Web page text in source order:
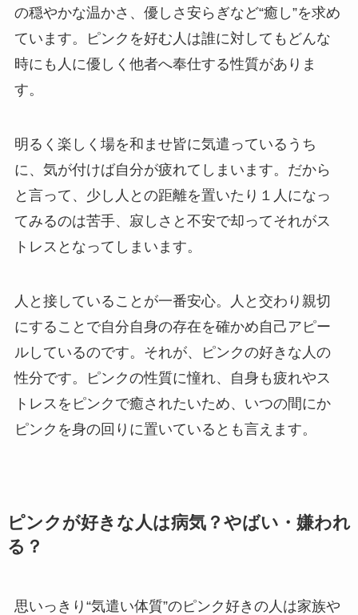
の穏やかな温かさ、優しさ安らぎなど“癒し”を求め
ています。ピンクを好む人は誰に対してもどんな
時にも人に優しく他者へ奉仕する性質がありま
す。
明るく楽しく場を和ませ皆に気遣っているうち
に、気が付けば自分が疲れてしまいます。だから
と言って、少し人との距離を置いたり１人になっ
てみるのは苦手、寂しさと不安で却ってそれがス
トレスとなってしまいます。
人と接していることが一番安心。人と交わり親切
にすることで自分自身の存在を確かめ自己アピー
ルしているのです。それが、ピンクの好きな人の
性分です。ピンクの性質に憧れ、自身も疲れやス
トレスをピンクで癒されたいため、いつの間にか
ピンクを身の回りに置いているとも言えます。
ピンクが好きな人は病気？やばい・嫌われ
る？
思いっきり“気遣い体質”のピンク好きの人は家族や